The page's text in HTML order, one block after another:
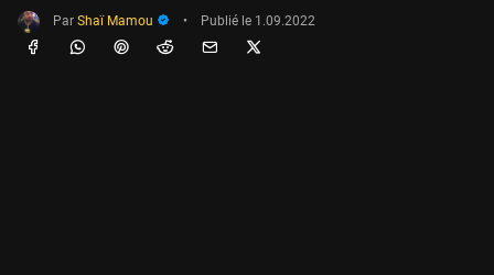
Par Shaï Mamou • Publié le 1.09.2022